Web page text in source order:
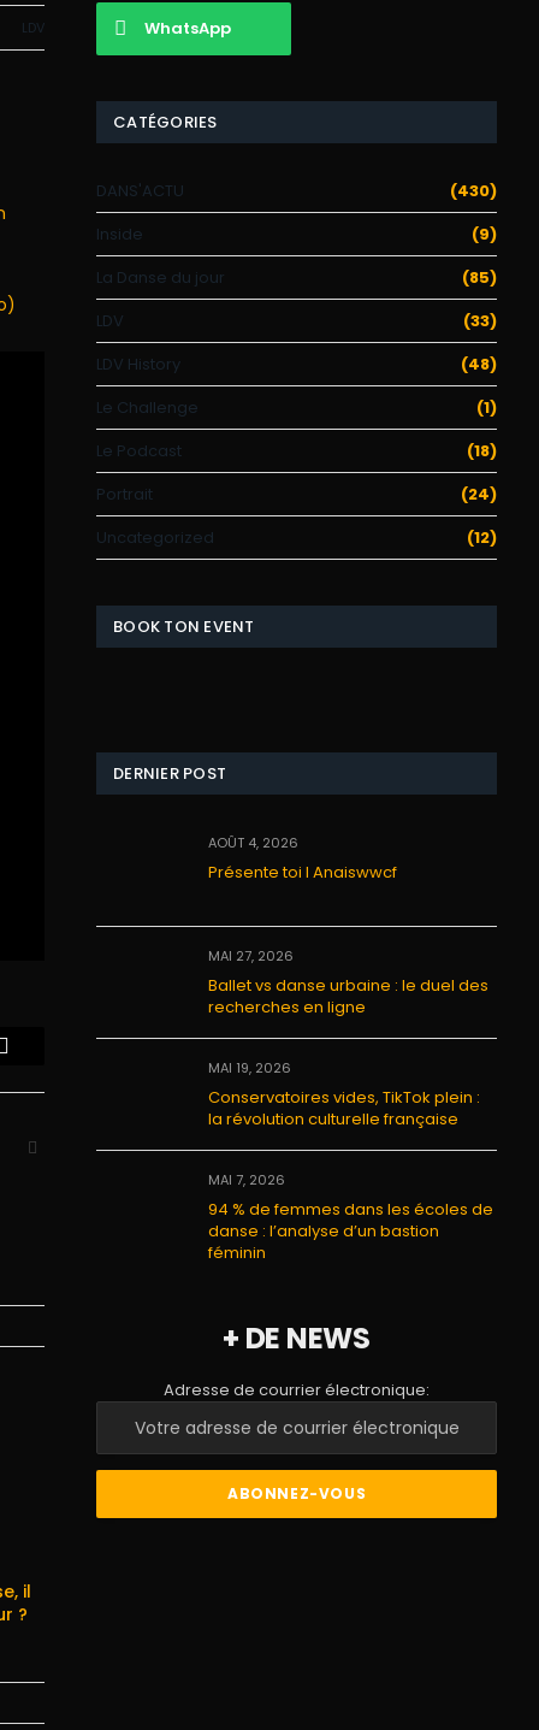
LDV
il
?
WhatsApp
CATÉGORIES
DANS'ACTU
(430)
Inside
(9)
La Danse du jour
(85)
LDV
(33)
LDV History
(48)
Le Challenge
(1)
Le Podcast
(18)
Portrait
(24)
Uncategorized
(12)
BOOK TON EVENT
DERNIER POST
AOÛT 4, 2026
Présente toi I Anaiswwcf
MAI 27, 2026
Ballet vs danse urbaine : le duel des
recherches en ligne
MAI 19, 2026
Conservatoires vides, TikTok plein :
la révolution culturelle française
MAI 7, 2026
94 % de femmes dans les écoles de
danse : l’analyse d’un bastion
féminin
+ DE NEWS
Adresse de courrier électronique: